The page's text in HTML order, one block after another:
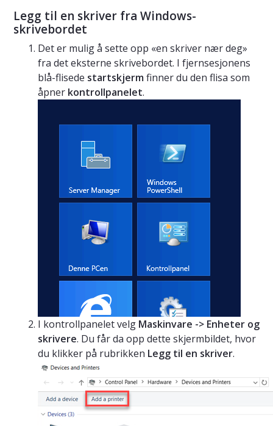
Legg til en skriver fra Windows-
skrivebordet
Det er mulig å sette opp «en skriver nær deg»
fra det eksterne skrivebordet. I fjernsesjonens
blå-flisede startskjermfinner du den flisa som
åpner kontrollpanelet.
I kontrollpanelet velg Maskinvare -> Enheter og
skrivere. Du får da opp dette skjermbildet, hvor
du klikker på rubrikken Legg til en skriver.